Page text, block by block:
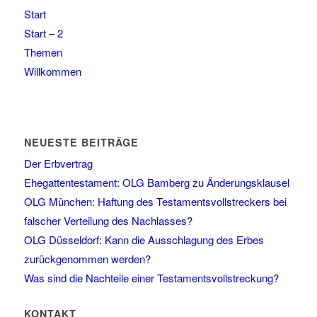
Start
Start – 2
Themen
Willkommen
NEUESTE BEITRÄGE
Der Erbvertrag
Ehegattentestament: OLG Bamberg zu Änderungsklausel
OLG München: Haftung des Testamentsvollstreckers bei
falscher Verteilung des Nachlasses?
OLG Düsseldorf: Kann die Ausschlagung des Erbes
zurückgenommen werden?
Was sind die Nachteile einer Testamentsvollstreckung?
KONTAKT